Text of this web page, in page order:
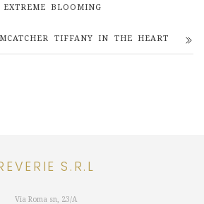
EXTREME BLOOMING
TIFFANY IN THE HEART
S.R.L
Via Roma sn, 23/A